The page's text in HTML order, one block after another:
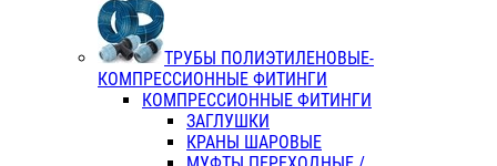
ТРУБЫ ПОЛИЭТИЛЕНОВЫЕ-
КОМПРЕССИОННЫЕ ФИТИНГИ
КОМПРЕССИОННЫЕ ФИТИНГИ
ЗАГЛУШКИ
КРАНЫ ШАРОВЫЕ